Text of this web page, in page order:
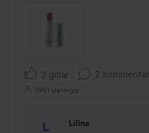
2 gillar 2
3901 visningar
Lilina